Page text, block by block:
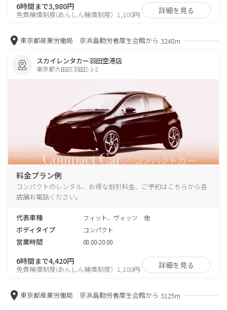
6時間まで3,980円
免責補償制度(あんしん補償制度）1,100円 詳細を見る
東京都産業労働局 京浜島勤労者厚生会館から 3248m
スカイレンタカー羽田空港店
東京都大田区羽田2-1-2
料金プラン例
コンパクトのレンタル、お得な割引料金、ご予約はこちらから各
店舗お電話ください。
代表車種 フィット、ヴィッツ 他
ボディタイプ コンパクト
営業時間 08:00-20:00
6時間まで4,420円
免責補償制度(あんしん補償制度）1,100円 詳細を見る
東京都産業労働局 京浜島勤労者厚生会館から 3125m